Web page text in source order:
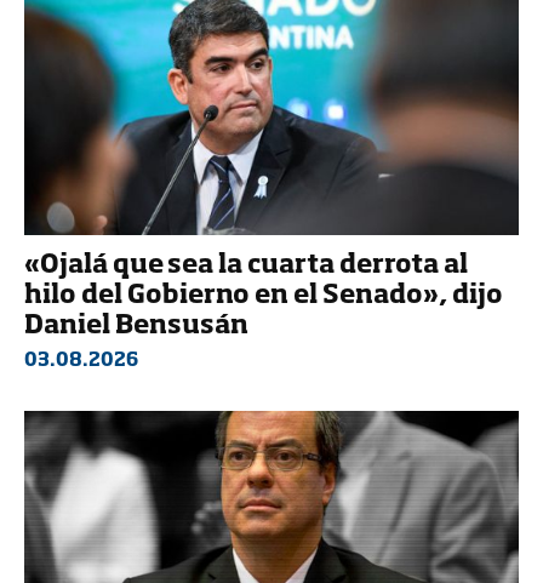
«Ojalá que sea la cuarta derrota al
hilo del Gobierno en el Senado», dijo
Daniel Bensusán
03.08.2026